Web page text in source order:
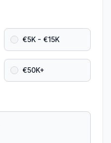
€5K - €15K
€50K+